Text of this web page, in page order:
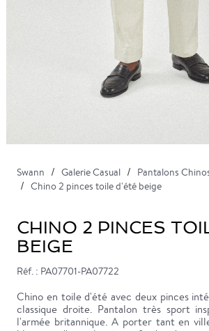
Swann Galerie Casual
Pantalons
Chino 2 pinces toile d'été beige
CHINO 2 PINCES
BEIGE
Réf. : PA07701-PA07722
Chino en toile d'été avec deux pinces
classique droite. Pantalon très sport
l'armée britannique. A porter tant en